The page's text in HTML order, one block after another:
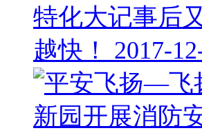
特化大记事后
越快！ 2017-